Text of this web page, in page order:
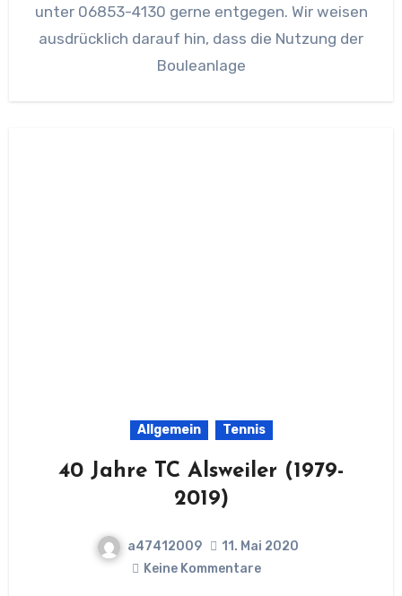
unter 06853-4130 gerne entgegen. Wir weisen
ausdrücklich darauf hin, dass die Nutzung der
Bouleanlage
Allgemein Tennis
40 Jahre TC Alsweiler (1979-
2019)
a47412009
11. Mai 2020
Keine Kommentare